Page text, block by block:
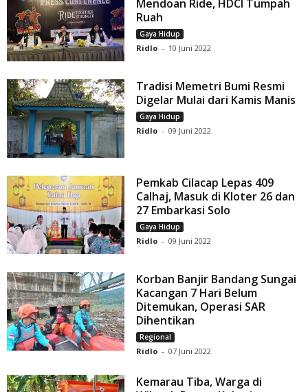
Mendoan Ride, HDCI Tumpah
Ruah
Gaya Hidup
Ridlo - 10 Juni 2022
Tradisi Memetri Bumi Resmi
Digelar Mulai dari Kamis Manis
Gaya Hidup
Ridlo - 09 Juni 2022
Pemkab Cilacap Lepas 409
Calhaj, Masuk di Kloter 26 dan
27 Embarkasi Solo
Gaya Hidup
Ridlo - 09 Juni 2022
Korban Banjir Bandang Sungai
Kacangan 7 Hari Belum
Ditemukan, Operasi SAR
Dihentikan
Regional
Ridlo - 07 Juni 2022
Kemarau Tiba, Warga di